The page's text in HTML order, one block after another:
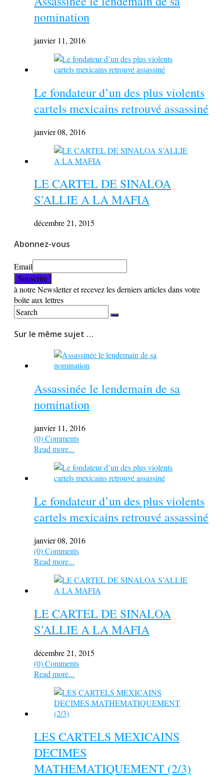
nomination
janvier 11, 2016
Le fondateur d’un des plus violents
cartels mexicains retrouvé assassiné
janvier 08, 2016
LE CARTEL DE SINALOA
S’ALLIE A LA MAFIA
décembre 21, 2015
Abonnez-vous
Email
à notre Newsletter et recevez les derniers articles dans votre
boîte aux lettres
Sur le même sujet …
Assassinée le lendemain de sa
nomination
janvier 11, 2016
(0) Comments
Read more...
Le fondateur d’un des plus violents
cartels mexicains retrouvé assassiné
janvier 08, 2016
(0) Comments
Read more...
LE CARTEL DE SINALOA
S’ALLIE A LA MAFIA
décembre 21, 2015
(0) Comments
Read more...
LES CARTELS MEXICAINS
DECIMES
MATHEMATIQUEMENT (2/3)